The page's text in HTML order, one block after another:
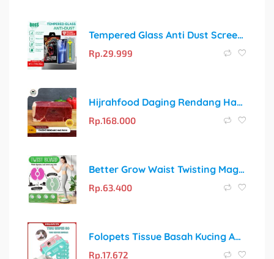
Tempered Glass Anti Dust Screen Protector – Perlindungan Maksimal, Privasi Terjaga
Rp.29.999
Hijrahfood Daging Rendang Has Paga Sapi Rendang Lemak | Rendang/Dendeng/Semur 1 Kg
Rp.168.000
Better Grow Waist Twisting Magnetic Trimmer – Solusi Fitness Praktis di Rumah!
Rp.63.400
Folopets Tissue Basah Kucing Anjing – Lembut dan Aman untuk Hewan Peliharaan
Rp.17.672